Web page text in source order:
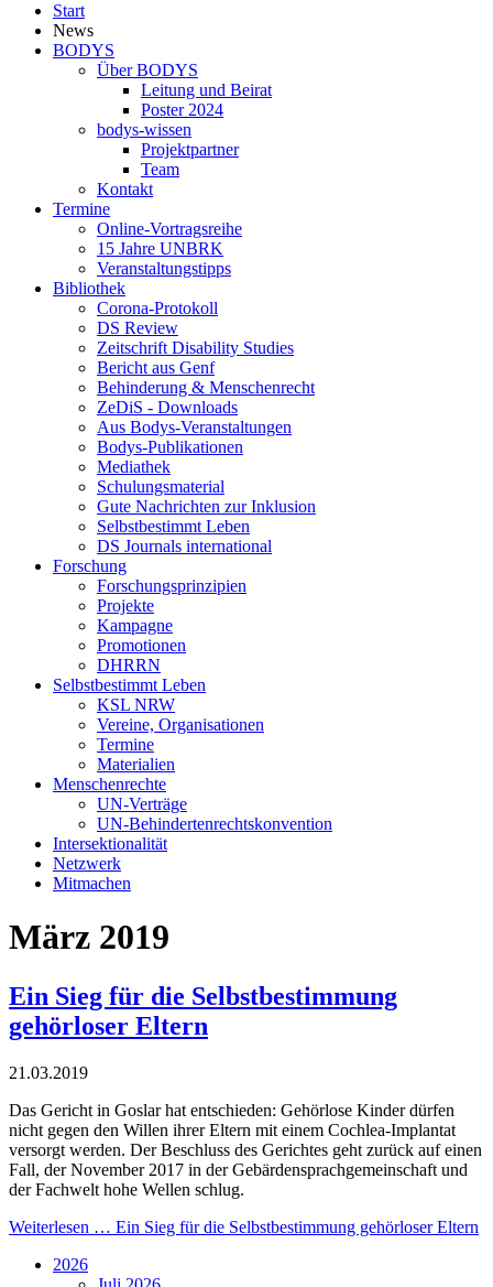
Start
News
BODYS
Über BODYS
Leitung und Beirat
Poster 2024
bodys-wissen
Projektpartner
Team
Kontakt
Termine
Online-Vortragsreihe
15 Jahre UNBRK
Veranstaltungstipps
Bibliothek
Corona-Protokoll
DS Review
Zeitschrift Disability Studies
Bericht aus Genf
Behinderung & Menschenrecht
ZeDiS - Downloads
Aus Bodys-Veranstaltungen
Bodys-Publikationen
Mediathek
Schulungsmaterial
Gute Nachrichten zur Inklusion
Selbstbestimmt Leben
DS Journals international
Forschung
Forschungsprinzipien
Projekte
Kampagne
Promotionen
DHRRN
Selbstbestimmt Leben
KSL NRW
Vereine, Organisationen
Termine
Materialien
Menschenrechte
UN-Verträge
UN-Behindertenrechtskonvention
Intersektionalität
Netzwerk
Mitmachen
März 2019
Ein Sieg für die Selbstbestimmung
gehörloser Eltern
21.03.2019
Das Gericht in Goslar hat entschieden: Gehörlose Kinder dürfen
nicht gegen den Willen ihrer Eltern mit einem Cochlea-Implantat
versorgt werden. Der Beschluss des Gerichtes geht zurück auf einen
Fall, der November 2017 in der Gebärdensprachgemeinschaft und
der Fachwelt hohe Wellen schlug.
Weiterlesen … Ein Sieg für die Selbstbestimmung gehörloser Eltern
2026